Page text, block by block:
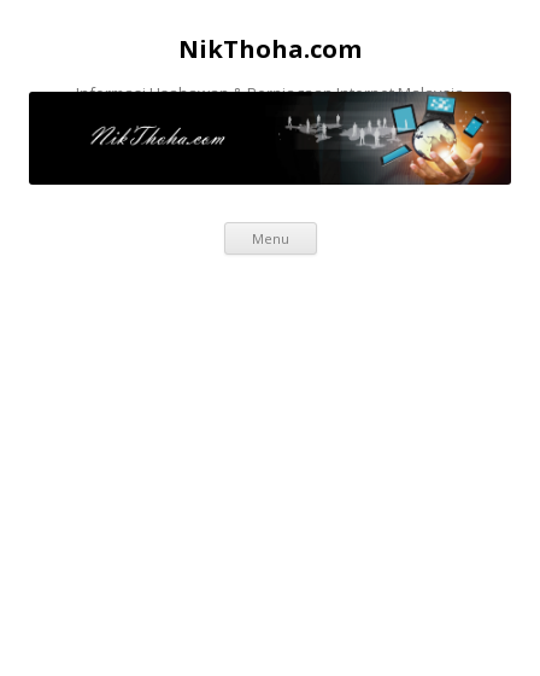
NikThoha.com
Informasi Usahawan & Perniagaan Internet Malaysia
Menu
Skip to content